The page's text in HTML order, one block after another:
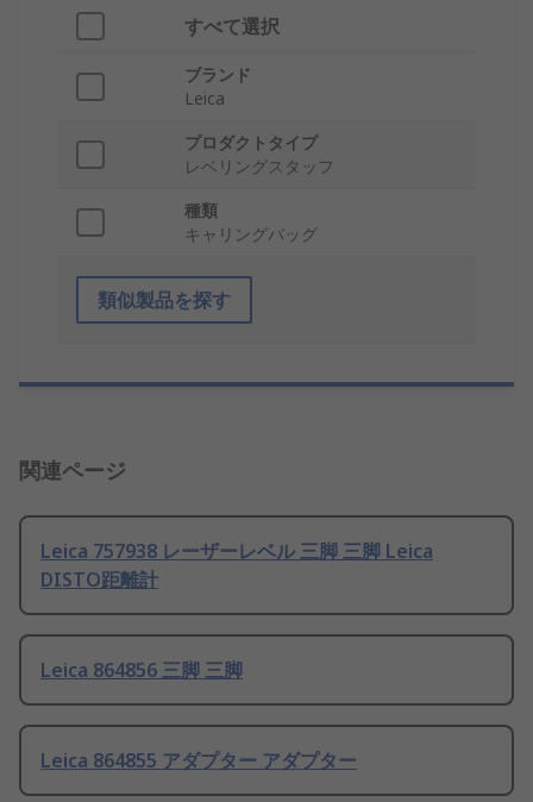
すべて選択
ブランド
Leica
プロダクトタイプ
レベリングスタッフ
種類
キャリングバッグ
類似製品を探す
関連ページ
Leica 757938 レーザーレベル 三脚 三脚 Leica
DISTO距離計
Leica 864856 三脚 三脚
Leica 864855 アダプター アダプター